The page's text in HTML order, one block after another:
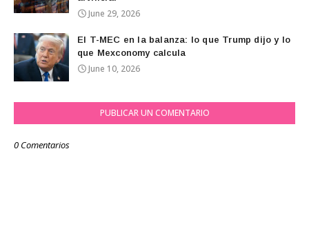
June 29, 2026
El T-MEC en la balanza: lo que Trump dijo y lo
que Mexconomy calcula
June 10, 2026
PUBLICAR UN COMENTARIO
0 Comentarios